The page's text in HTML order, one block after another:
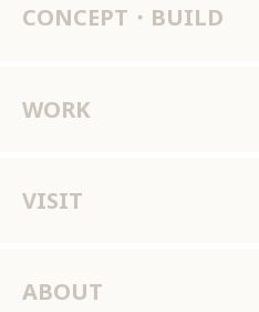
CONCEPT・BUILD
WORK
VISIT
ABOUT